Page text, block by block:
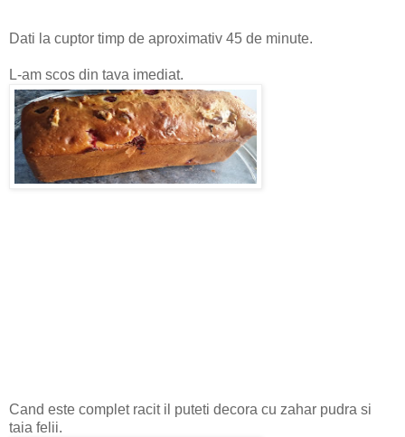
Dati la cuptor timp de aproximativ 45 de minute.
L-am scos din tava imediat.
Cand este complet racit il puteti decora cu zahar pudra si
taia felii.